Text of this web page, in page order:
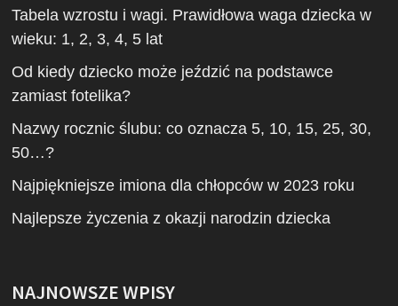
Tabela wzrostu i wagi. Prawidłowa waga dziecka w
wieku: 1, 2, 3, 4, 5 lat
Od kiedy dziecko może jeździć na podstawce
zamiast fotelika?
Nazwy rocznic ślubu: co oznacza 5, 10, 15, 25, 30,
50…?
Najpiękniejsze imiona dla chłopców w 2023 roku
Najlepsze życzenia z okazji narodzin dziecka
NAJNOWSZE WPISY